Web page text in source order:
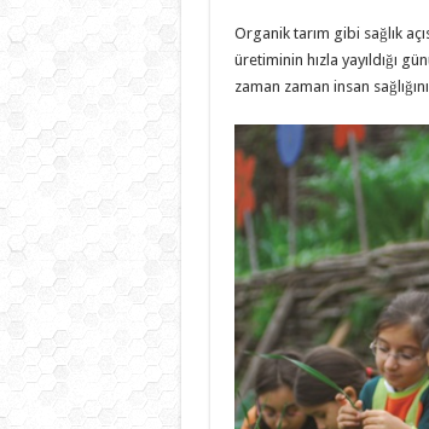
Organik tarım gibi sağlık
üretiminin hızla yayıldığı
zaman zaman insan